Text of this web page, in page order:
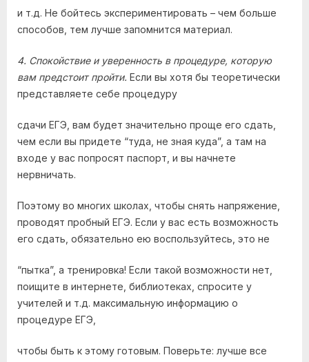
и т.д. Не бойтесь экспериментировать – чем больше
способов, тем лучше запомнится материал.
4. Спокойствие и уверенность в процедуре, которую
вам предстоит пройти. Если вы хотя бы теоретически
представляете себе процедуру
сдачи ЕГЭ, вам будет значительно проще его сдать,
чем если вы придете “туда, не зная куда”, а там на
входе у вас попросят паспорт, и вы начнете
нервничать.
Поэтому во многих школах, чтобы снять напряжение,
проводят пробный ЕГЭ. Если у вас есть возможность
его сдать, обязательно ею воспользуйтесь, это не
“пытка”, а тренировка! Если такой возможности нет,
поищите в интернете, библиотеках, спросите у
учителей и т.д. максимальную информацию о
процедуре ЕГЭ,
чтобы быть к этому готовым. Поверьте: лучше все